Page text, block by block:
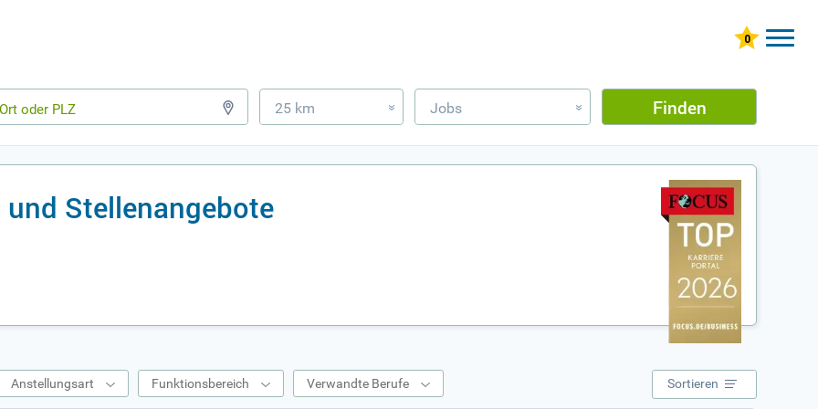
25 km » Jobs » Finden
Stellenangebote
Anstellungsart Funktionsbereich Verwandte Berufe Sortieren